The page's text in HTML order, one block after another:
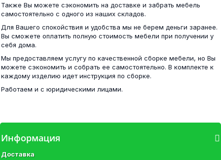
Угол №1 Вега (рельеф пастель)
Сириус кровать одинарная 80х200 белая
11 800 ₽
ШК Квадро ЛДСП венге/белфорд
Также Вы можете сэкономить на доставке и забрать мебель
самостоятельно с одного из наших складов.
Для Вашего спокойствия и удобства мы не берем деньги заранее.
Вы сможете оплатить полную стоимость мебели при получении у
себя дома.
Мы предоставляем услугу по качественной сборке мебели, но Вы
можете сэкономить и собрать ее самостоятельно. В комплекте к
каждому изделию идет инструкция по сборке.
Работаем и с юридическими лицами.
Информация
Доставка